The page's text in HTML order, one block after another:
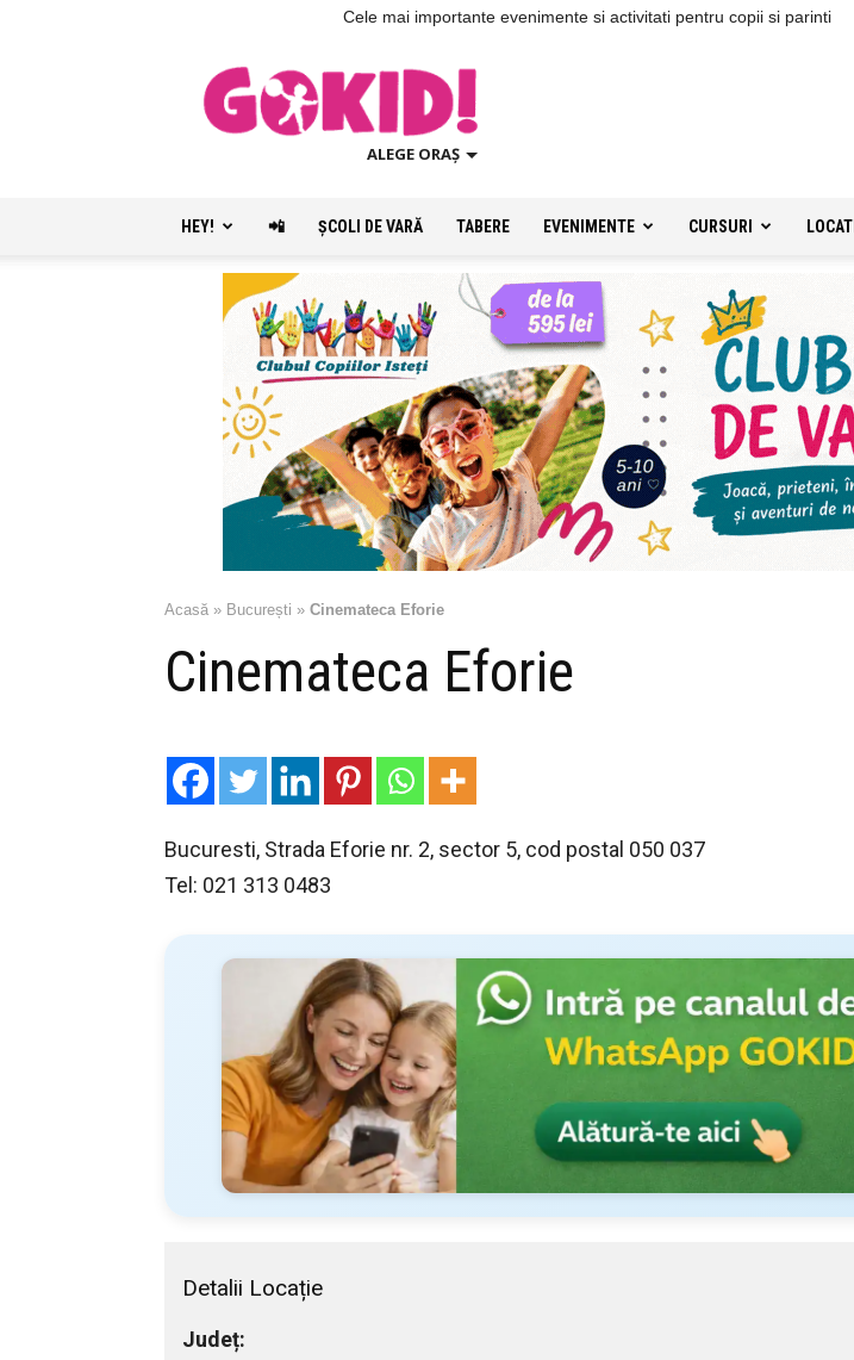
Cele mai importante evenimente si activitati pentru copii si parinti
ALEGE ORAȘ
HEY! 📲 ŞCOLI DE VARĂ TABERE EVENIMENTE CURSURI LOCATII
Acasă » București » Cinemateca Eforie
Cinemateca Eforie
Bucuresti, Strada Eforie nr. 2, sector 5, cod postal 050 037
Tel: 021 313 0483
Detalii Locație
Județ: